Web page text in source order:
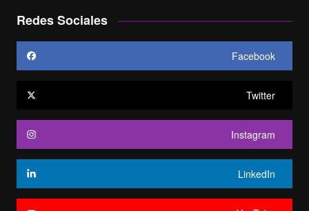
Redes Sociales
Facebook
Twitter
Instagram
LinkedIn